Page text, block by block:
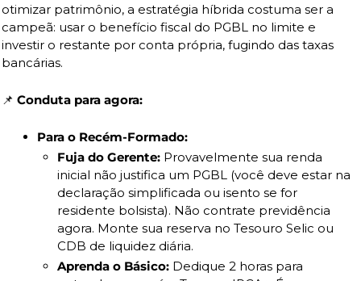
otimizar patrimônio, a estratégia híbrida costuma ser a
campeã: usar o benefício fiscal do PGBL no limite e
investir o restante por conta própria, fugindo das taxas
bancárias.
📌 Conduta para agora:
Para o Recém-Formado:
Fuja do Gerente: Provavelmente sua renda
inicial não justifica um PGBL (você deve estar na
declaração simplificada ou isento se for
residente bolsista). Não contrate previdência
agora. Monte sua reserva no Tesouro Selic ou
CDB de liquidez diária.
Aprenda o Básico: Dedique 2 horas para